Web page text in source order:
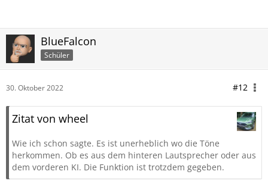
BlueFalcon
Schüler
30. Oktober 2022 #12
Zitat von wheel
Wie ich schon sagte. Es ist unerheblich wo die Töne
herkommen. Ob es aus dem hinteren Lautsprecher oder aus
dem vorderen KI. Die Funktion ist trotzdem gegeben.